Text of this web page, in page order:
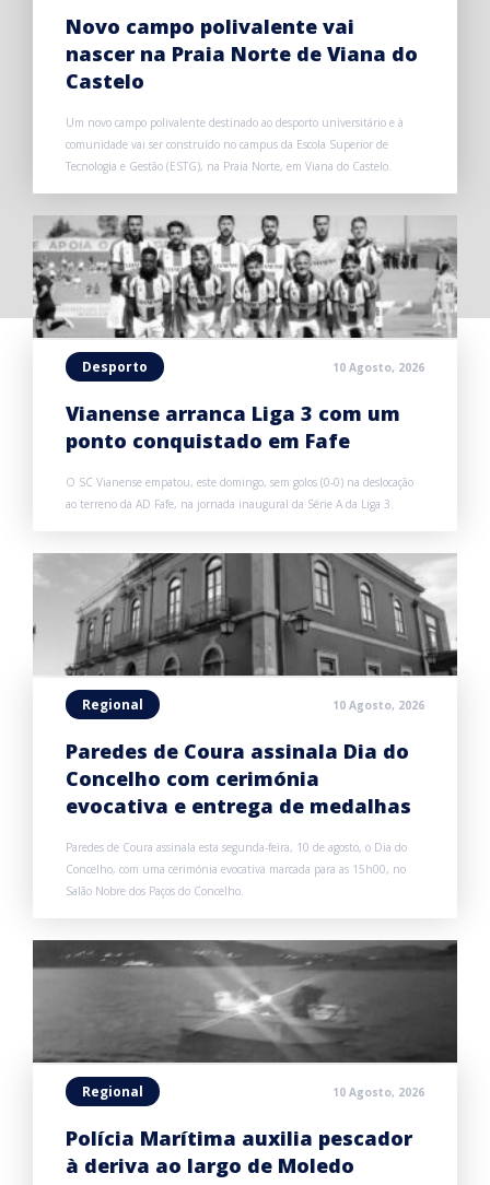
Novo campo polivalente vai
nascer na Praia Norte de Viana do
Castelo
Um novo campo polivalente destinado ao desporto universitário e à
comunidade vai ser construído no campus da Escola Superior de
Tecnologia e Gestão (ESTG), na Praia Norte, em Viana do Castelo.
Desporto 10 Agosto, 2026
Vianense arranca Liga 3 com um
ponto conquistado em Fafe
O SC Vianense empatou, este domingo, sem golos (0-0) na deslocação
ao terreno da AD Fafe, na jornada inaugural da Série A da Liga 3.
Regional 10 Agosto, 2026
Paredes de Coura assinala Dia do
Concelho com cerimónia
evocativa e entrega de medalhas
Paredes de Coura assinala esta segunda-feira, 10 de agosto, o Dia do
Concelho, com uma cerimónia evocativa marcada para as 15h00, no
Salão Nobre dos Paços do Concelho.
Regional 10 Agosto, 2026
Polícia Marítima auxilia pescador
à deriva ao largo de Moledo